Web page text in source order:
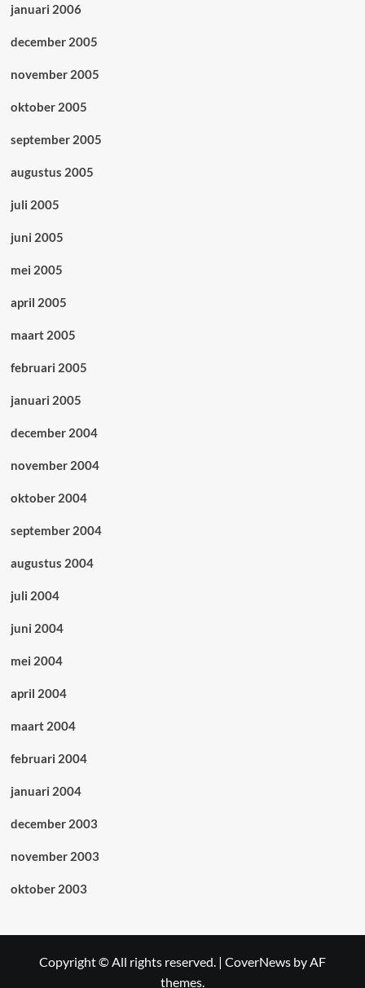
januari 2006
december 2005
november 2005
oktober 2005
september 2005
augustus 2005
juli 2005
juni 2005
mei 2005
april 2005
maart 2005
februari 2005
januari 2005
december 2004
november 2004
oktober 2004
september 2004
augustus 2004
juli 2004
juni 2004
mei 2004
april 2004
maart 2004
februari 2004
januari 2004
december 2003
november 2003
oktober 2003
Copyright © All rights reserved. | CoverNews by AF
themes.